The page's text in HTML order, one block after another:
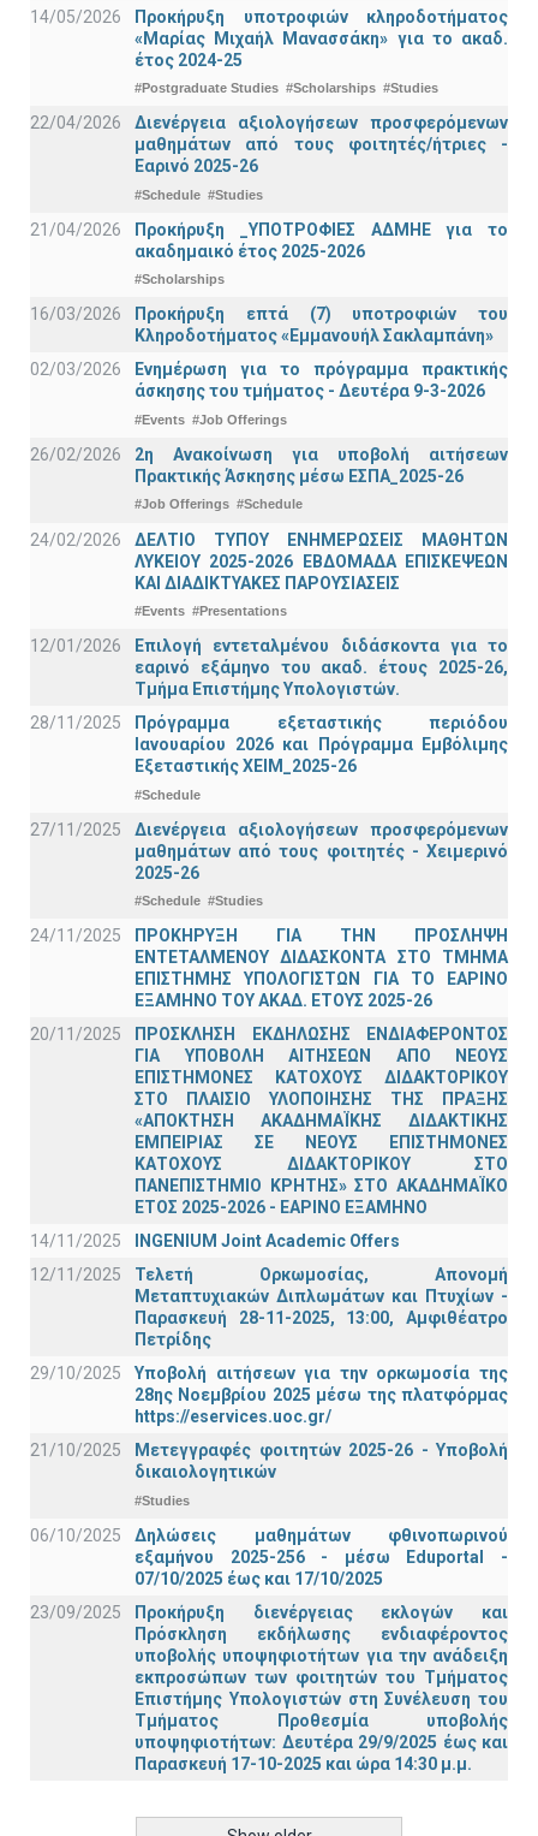
14/05/2026
Προκήρυξη υποτροφιών κληροδοτήματος
«Μαρίας Μιχαήλ Μανασσάκη» για το ακαδ.
έτος 2024-25
#Postgraduate Studies #Scholarships #Studies
22/04/2026
Διενέργεια αξιολογήσεων προσφερόμενων
μαθημάτων από τους φοιτητές/ήτριες -
Εαρινό 2025-26
#Schedule #Studies
21/04/2026
Προκήρυξη _ΥΠΟΤΡΟΦΙΕΣ ΑΔΜΗΕ για το
ακαδημαικό έτος 2025-2026
#Scholarships
16/03/2026
Προκήρυξη επτά (7) υποτροφιών του
Κληροδοτήματος «Εμμανουήλ Σακλαμπάνη»
02/03/2026
Ενημέρωση για το πρόγραμμα πρακτικής
άσκησης του τμήματος - Δευτέρα 9-3-2026
#Events #Job Offerings
26/02/2026
2η Ανακοίνωση για υποβολή αιτήσεων
Πρακτικής Άσκησης μέσω ΕΣΠΑ_2025-26
#Job Offerings #Schedule
24/02/2026
ΔΕΛΤΙΟ ΤΥΠΟΥ ΕΝΗΜΕΡΩΣΕΙΣ ΜΑΘΗΤΩΝ
ΛΥΚΕΙΟΥ 2025-2026 ΕΒΔΟΜΑΔΑ ΕΠΙΣΚΕΨΕΩΝ
ΚΑΙ ΔΙΑΔΙΚΤΥΑΚΕΣ ΠΑΡΟΥΣΙΑΣΕΙΣ
#Events #Presentations
12/01/2026
Επιλογή εντεταλμένου διδάσκοντα για το
εαρινό εξάμηνο του ακαδ. έτους 2025-26,
Τμήμα Επιστήμης Υπολογιστών.
28/11/2025
Πρόγραμμα εξεταστικής περιόδου
Ιανουαρίου 2026 και Πρόγραμμα Εμβόλιμης
Εξεταστικής ΧΕΙΜ_2025-26
#Schedule
27/11/2025
Διενέργεια αξιολογήσεων προσφερόμενων
μαθημάτων από τους φοιτητές - Χειμερινό
2025-26
#Schedule #Studies
24/11/2025
ΠΡΟΚΗΡΥΞΗ ΓΙΑ ΤΗΝ ΠΡΟΣΛΗΨΗ
ΕΝΤΕΤΑΛΜΕΝΟΥ ΔΙΔΑΣΚΟΝΤΑ ΣΤΟ ΤΜΗΜΑ
ΕΠΙΣΤΗΜΗΣ ΥΠΟΛΟΓΙΣΤΩΝ ΓΙΑ ΤΟ ΕΑΡΙΝΟ
ΕΞΑΜΗΝΟ ΤΟΥ ΑΚΑΔ. ΕΤΟΥΣ 2025-26
20/11/2025
ΠΡΟΣΚΛΗΣΗ ΕΚΔΗΛΩΣΗΣ ΕΝΔΙΑΦΕΡΟΝΤΟΣ
ΓΙΑ ΥΠΟΒΟΛΗ ΑΙΤΗΣΕΩΝ ΑΠΟ ΝΕΟΥΣ
ΕΠΙΣΤΗΜΟΝΕΣ ΚΑΤΟΧΟΥΣ ΔΙΔΑΚΤΟΡΙΚΟΥ
ΣΤΟ ΠΛΑΙΣΙΟ ΥΛΟΠΟΙΗΣΗΣ ΤΗΣ ΠΡΑΞΗΣ
«ΑΠΟΚΤΗΣΗ ΑΚΑΔΗΜΑΪΚΗΣ ΔΙΔΑΚΤΙΚΗΣ
ΕΜΠΕΙΡΙΑΣ ΣΕ ΝΕΟΥΣ ΕΠΙΣΤΗΜΟΝΕΣ
ΚΑΤΟΧΟΥΣ ΔΙΔΑΚΤΟΡΙΚΟΥ ΣΤΟ
ΠΑΝΕΠΙΣΤΗΜΙΟ ΚΡΗΤΗΣ» ΣΤΟ ΑΚΑΔΗΜΑΪΚΟ
ΕΤΟΣ 2025-2026 - ΕΑΡΙΝΟ ΕΞΑΜΗΝΟ
14/11/2025
INGENIUM Joint Academic Offers
12/11/2025
Τελετή Ορκωμοσίας, Απονομή
Μεταπτυχιακών Διπλωμάτων και Πτυχίων -
Παρασκευή 28-11-2025, 13:00, Αμφιθέατρο
Πετρίδης
29/10/2025
Υποβολή αιτήσεων για την ορκωμοσία της
28ης Νοεμβρίου 2025 μέσω της πλατφόρμας
https://eservices.uoc.gr/
21/10/2025
Μετεγγραφές φοιτητών 2025-26 - Υποβολή
δικαιολογητικών
#Studies
06/10/2025
Δηλώσεις μαθημάτων φθινοπωρινού
εξαμήνου 2025-256 - μέσω Εduportal -
07/10/2025 έως και 17/10/2025
23/09/2025
Προκήρυξη διενέργειας εκλογών και
Πρόσκληση εκδήλωσης ενδιαφέροντος
υποβολής υποψηφιοτήτων για την ανάδειξη
εκπροσώπων των φοιτητών του Τμήματος
Επιστήμης Υπολογιστών στη Συνέλευση του
Τμήματος Προθεσμία υποβολής
υποψηφιοτήτων: Δευτέρα 29/9/2025 έως και
Παρασκευή 17-10-2025 και ώρα 14:30 μ.μ.